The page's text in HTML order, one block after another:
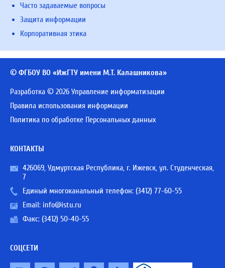
Часто задаваемые вопросы
Защита информации
Корпоративная этика
© ФГБОУ ВО «ИжГТУ имени М.Т. Калашникова»
Разработка © 2026 Управление информатизации
Правила использования информации
Политика по обработке Персональных данных
КОНТАКТЫ
426069, Удмуртская Республика, г. Ижевск, ул. Студенческая,
7
Единый многоканальный телефон: (3412) 77-60-55
Email: info@istu.ru
Факс: (3412) 50-40-55
СОЦСЕТИ